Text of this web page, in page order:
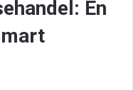
En